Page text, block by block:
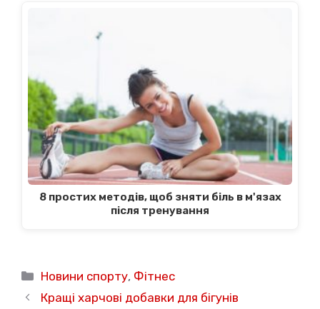
8 простих методів, щоб зняти біль в м'язах
після тренування
Категорії
Новини спорту, Фітнес
Кращі харчові добавки для бігунів